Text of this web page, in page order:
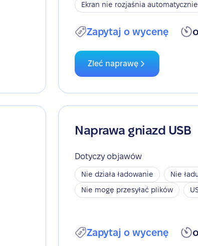
Ekran nie rozjaśnia automatycznie
Zapytaj o wycenę
Zleć naprawę
Naprawa gniazd USB
Dotyczy objawów
Nie działa ładowanie Nie
Nie mogę przesyłać plików
Zapytaj o wycenę